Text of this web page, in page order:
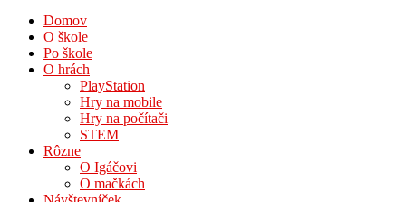
Domov
O škole
Po škole
O hrách
PlayStation
Hry na mobile
Hry na počítači
STEM
Rôzne
O Igáčovi
O mačkách